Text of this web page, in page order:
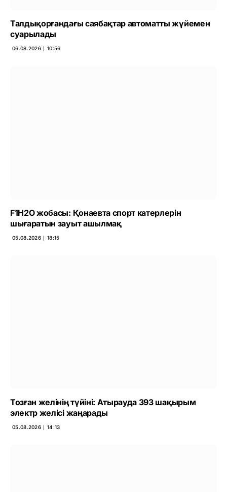
Талдықорғандағы саябақтар автоматты жүйемен
суарылады
06.08.2026 ∣ 10:56
F1H2O жобасы: Қонаевта спорт катерлерін
шығаратын зауыт ашылмақ
05.08.2026 ∣ 18:15
Тозған желінің түйіні: Атырауда 393 шақырым
электр желісі жаңарады
05.08.2026 ∣ 14:13